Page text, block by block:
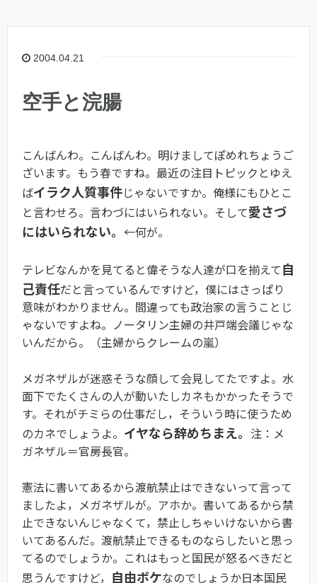
2004.04.21
空手と浣腸
こんばんわ。こんばんわ。明けましてぽめれちょうご
ざいます。もう春ですね。最近の注目トピックとゆえ
ばイラク人質事件じゃないですか。俺様にもひとこ
と言わせろ。言わづにはいられない。そして愛さづ
にはいられない。 ←何が。
テレビなんかを見てると偉そうな人達が口を揃えて自
己責任だと言っているんですけど，僕にはさっぱり
意味がわかりません。間違っても政治家の言うことじ
ゃないですよね。ノータリン主婦の井戸端会議じゃな
いんだから。（主婦からクレームの嵐）
メガネザルが迷惑そうな顔して会見してたですよ。水
面下でたくさんの人が動いたしカネもかかったそうで
す。それがチミらの仕事だし，そういう時に使うため
のカネでしょうよ。 イヤなら辞めちまえ。 注：メ
ガネザル＝官房長官。
憲法に書いてあるから渡航禁止はできないって言って
ましたよ，メガネザルが。アホか。書いてあるから禁
止できないんじゃなくて，禁止しちゃいけないから書
いてあるんだ。渡航禁止できるものならしたいと思っ
てるのでしょうか。これはもっと国民が怒るべきだと
思うんですけど， 自由ボケなのでしょうか日本国民